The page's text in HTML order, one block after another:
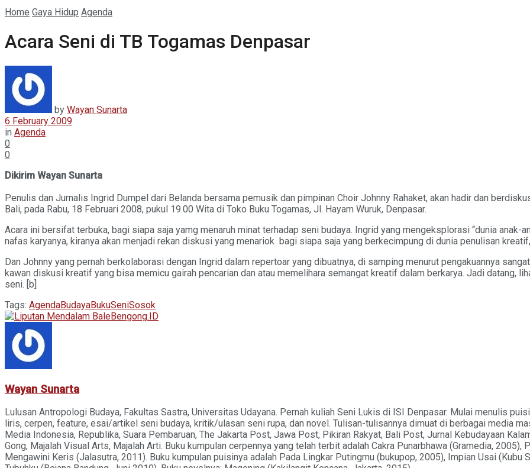
Home Gaya Hidup Agenda
Acara Seni di TB Togamas Denpasar
by Wayan Sunarta
6 February 2009
in Agenda
0
0
Dikirim Wayan Sunarta
Penulis dan Jurnalis Ingrid Dumpel dari Belanda bersama pemusik dan pimpinan Choir Johnny Rahaket, akan hadir dan
Bali, pada Rabu, 18 Februari 2008, pukul 19.00 Wita di Toko Buku Togamas, Jl. Hayam Wuruk, Denpasar.
Acara ini bersifat terbuka, bagi siapa saja yamg menaruh minat terhadap seni budaya. Ingrid yang mengeksplorasi “dunia anak-
nafas karyanya, kiranya akan menjadi rekan diskusi yang menariok bagi siapa saja yang berkecimpung di dunia penulisan
Dan Johnny yang pernah berkolaborasi dengan Ingrid dalam repertoar yang dibuatnya, di samping menurut pengakuannya
kawan diskusi kreatif yang bisa memicu gairah pencarian dan atau memelihara semangat kreatif dalam berkarya. Jadi datang,
seni. [b]
Tags: AgendaBudayaBukuSeniSosok
Wayan Sunarta
Lulusan Antropologi Budaya, Fakultas Sastra, Universitas Udayana. Pernah kuliah Seni Lukis di ISI Denpasar. Mulai menulis
liris, cerpen, feature, esai/artikel seni budaya, kritik/ulasan seni rupa, dan novel. Tulisan-tulisannya dimuat di berbagai media
Media Indonesia, Republika, Suara Pembaruan, The Jakarta Post, Jawa Post, Pikiran Rakyat, Bali Post, Jurnal Kebudayaan
Gong, Majalah Visual Arts, Majalah Arti. Buku kumpulan cerpennya yang telah terbit adalah Cakra Punarbhawa (Gramedia, 2005),
Mengawini Keris (Jalasutra, 2011). Buku kumpulan puisinya adalah Pada Lingkar Putingmu (bukupop, 2005), Impian Usai (Kubu